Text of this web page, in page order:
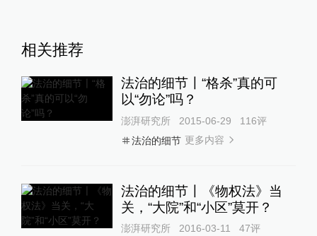
相关推荐
法治的细节〡“格杀”真的可
以“勿论”吗？
澎湃研究所 2015-06-29 116评
法治的细节 更多内容
法治的细节〡《物权法》当
关，“大院”和“小区”莫开？
澎湃研究所 2016-03-11 47评